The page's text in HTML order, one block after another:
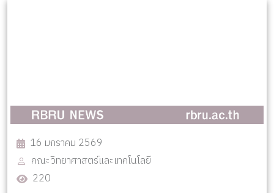
16 มกราคม 2569
คณะวิทยาศาสตร์และเทคโนโลยี
220